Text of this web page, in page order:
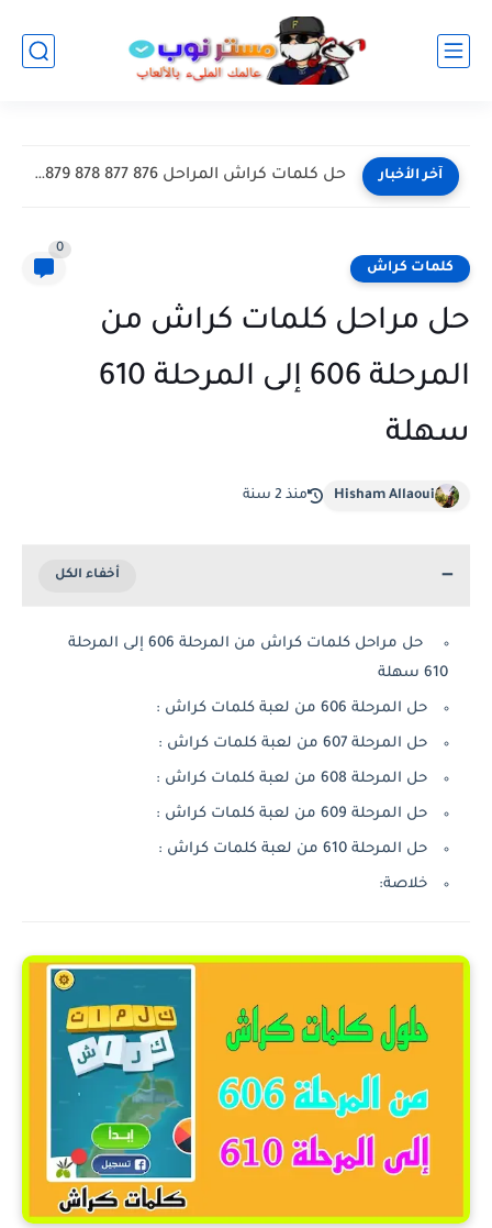
آخر الأخبار حل كلمات كراش المراحل 871 872 873 874 875 سهلة...
كلمات كراش
0
حل مراحل كلمات كراش من
المرحلة 606 إلى المرحلة 610
سهلة
Hisham Allaoui منذ 2 سنة
حل مراحل كلمات كراش من المرحلة 606 إلى المرحلة
610 سهلة
حل المرحلة 606 من لعبة كلمات كراش :
حل المرحلة 607 من لعبة كلمات كراش :
حل المرحلة 608 من لعبة كلمات كراش :
حل المرحلة 609 من لعبة كلمات كراش :
حل المرحلة 610 من لعبة كلمات كراش :
خلاصة: